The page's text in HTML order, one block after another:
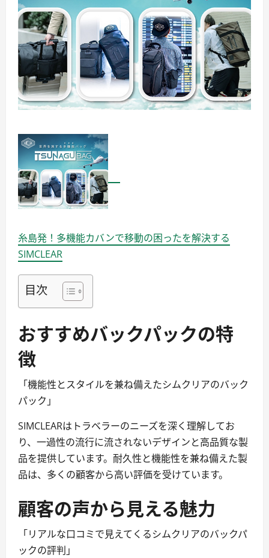
糸島発！多機能カバンで移動の困ったを解決する
SIMCLEAR
目次
おすすめバックパックの特
徴
「機能性とスタイルを兼ね備えたシムクリアのバック
パック」
SIMCLEARはトラベラーのニーズを深く理解してお
り、一過性の流行に流されないデザインと高品質な製
品を提供しています。耐久性と機能性を兼ね備えた製
品は、多くの顧客から高い評価を受けています。
顧客の声から見える魅力
「リアルな口コミで見えてくるシムクリアのバックパ
ックの評判」